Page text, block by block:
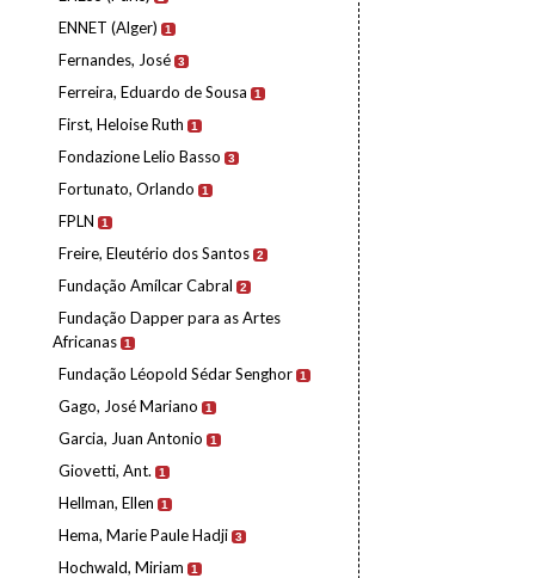
ENNET (Alger) 1
Fernandes, José 3
Ferreira, Eduardo de Sousa 1
First, Heloise Ruth 1
Fondazione Lelio Basso 3
Fortunato, Orlando 1
FPLN 1
Freire, Eleutério dos Santos 2
Fundação Amílcar Cabral 2
Fundação Dapper para as Artes
Africanas 1
Fundação Léopold Sédar Senghor 1
Gago, José Mariano 1
Garcia, Juan Antonio 1
Giovetti, Ant. 1
Hellman, Ellen 1
Hema, Marie Paule Hadji 3
Hochwald, Miriam 1